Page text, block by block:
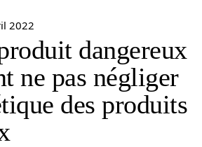
2022
dangereux
ne pas négliger
des produits